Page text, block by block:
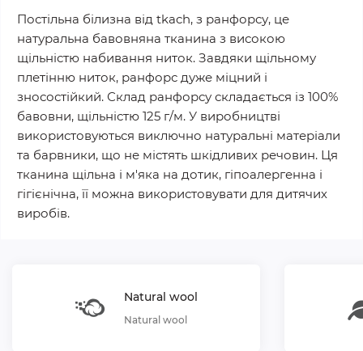
Постільна білизна від tkach, з ранфорсу, це
натуральна бавовняна тканина з високою
щільністю набивання ниток. Завдяки щільному
плетінню ниток, ранфорс дуже міцний і
зносостійкий. Склад ранфорсу складається із 100%
бавовни, щільністю 125 г/м. У виробництві
використовуються виключно натуральні матеріали
та барвники, що не містять шкідливих речовин. Ця
тканина щільна і м'яка на дотик, гіпоалергенна і
гігієнічна, її можна використовувати для дитячих
виробів.
Natural wool
Natural wool